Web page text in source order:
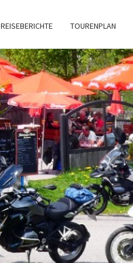
REISEBERICHTE TOURENPLAN